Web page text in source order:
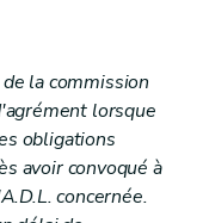
la commission
lorsque
obligations
avoir convoqué à
concernée.